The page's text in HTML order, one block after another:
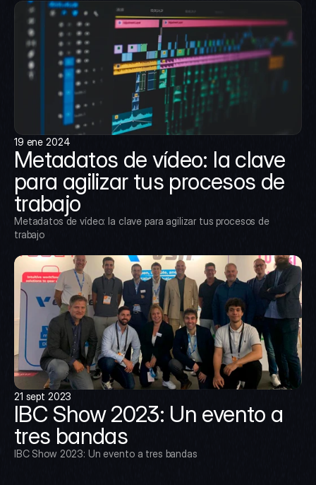
19 ene 2024
Metadatos de vídeo: la clave
para agilizar tus procesos de
trabajo
Metadatos de vídeo: la clave para agilizar tus procesos de
trabajo
21 sept 2023
IBC Show 2023: Un evento a
tres bandas
IBC Show 2023: Un evento a tres bandas